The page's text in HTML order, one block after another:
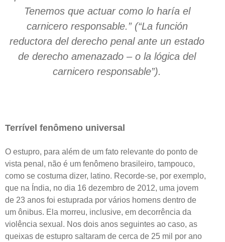
Tenemos que actuar como lo haría el
carnicero responsable.” (“La función
reductora del derecho penal ante un estado
de derecho amenazado – o la lógica del
carnicero responsable”).
Terrível fenômeno universal
O estupro, para além de um fato relevante do ponto de
vista penal, não é um fenômeno brasileiro, tampouco,
como se costuma dizer, latino. Recorde-se, por exemplo,
que na Índia, no dia 16 dezembro de 2012, uma jovem
de 23 anos foi estuprada por vários homens dentro de
um ônibus. Ela morreu, inclusive, em decorrência da
violência sexual. Nos dois anos seguintes ao caso, as
queixas de estupro saltaram de cerca de 25 mil por ano